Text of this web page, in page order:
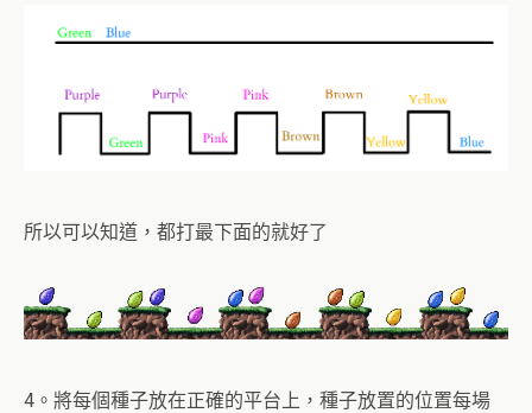
所以可以知道，都打最下面的就好了
4。將每個種子放在正確的平台上，種子放置的位置每場